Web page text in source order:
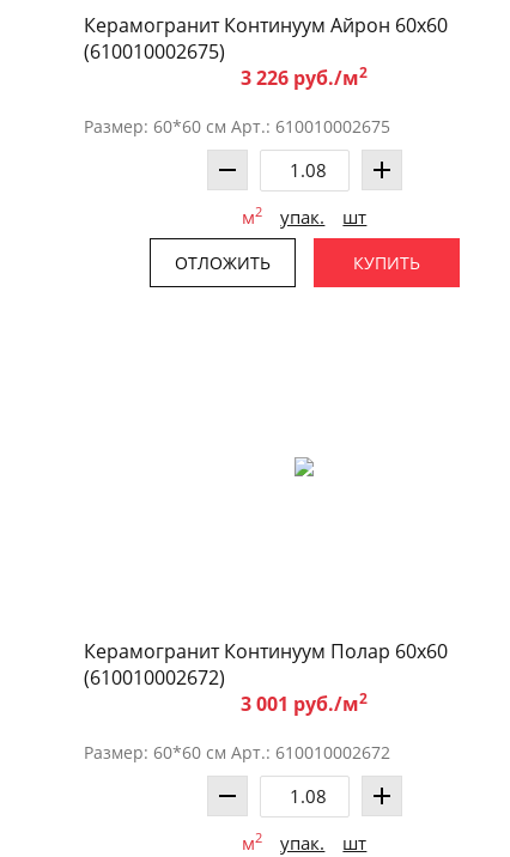
Керамогранит Континуум Айрон 60x60
(610010002675)
3 226 руб./м2
Размер: 60*60 см Арт.: 610010002675
м2 упак. шт
ОТЛОЖИТЬ КУПИТЬ
Керамогранит Континуум Полар 60x60
(610010002672)
3 001 руб./м2
Размер: 60*60 см Арт.: 610010002672
м2 упак. шт